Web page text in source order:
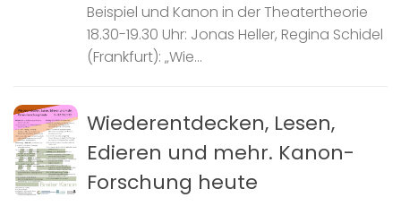
Beispiel und Kanon in der Theatertheorie
18.30-19.30 Uhr: Jonas Heller, Regina Schidel
(Frankfurt): „Wie...
Wiederentdecken, Lesen,
Edieren und mehr. Kanon-
Forschung heute